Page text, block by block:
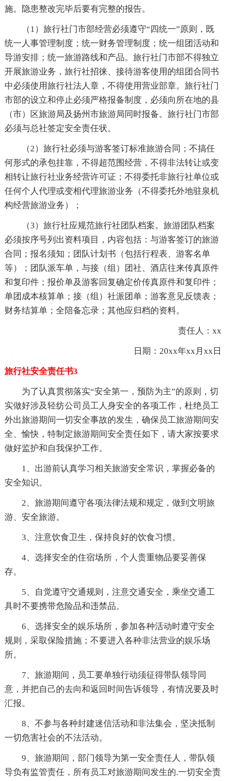
施。隐患整改完毕后要有完整的报告。
（1）旅行社门市部经营必须遵守“四统一”原则，既
统一人事管理制度；统一财务管理制度；统一组团活动和
导游安排；统一旅游路线和产品。旅行社门市部不得独立
开展旅游业务，旅行社招徕、接待游客使用的组团合同书
中必须使用旅行社法人章，不得使用营业部章。旅行社门
市部的设立和停止必须严格报备制度，必须向所在地的县
（市）区旅游局及扬州市旅游局同时报备。旅行社门市部
必须与总社签定安全责任状。
（2）旅行社必须与游客签订标准旅游合同；不搞任
何形式的承包挂靠，不得超范围经营，不得非法转让或变
相转让旅行社业务经营许可证；不得委托非旅行社单位或
任何个人代理或变相代理旅游业务（不得委托外地驻泉机
构经营旅游业务）；
（3）旅行社应规范旅行社团队档案。旅游团队档案
必须按序号列出资料项目，内容包括：与游客签订的旅游
合同；报名须知；团队计划书（包括行程表、游客名单
等）；团队派车单，与接（组）团社、酒店往来传真原件
和复印件；报价单及游客回复确定价传真原件和复印件；
单团成本核算单；接（组）社派团单；游客意见反馈表；
财务结算单；全陪备忘录；其他应归档的资料。
责任人：xx
日期：20xx年xx月xx日
旅行社安全责任书3
为了认真贯彻落实“安全第一，预防为主”的原则，切
实做好涉及轻纺公司员工人身安全的各项工作，杜绝员工
外出旅游期间一切安全事故的发生，确保员工旅游期间安
全、愉快，特制定旅游期间安全责任如下，请大家按要求
做好监护和自我保护工作。
1、出游前认真学习相关旅游安全常识，掌握必备的
安全知识。
2、旅游期间遵守各项法律法规和规定，做到文明旅
游、安全旅游。
3、注意饮食卫生，保持良好的饮食习惯。
4、选择安全的住宿场所，个人贵重物品要妥善保
存。
5、自觉遵守交通规则，注意交通安全，乘坐交通工
具时不要携带危险品和违禁品。
6、选择安全的娱乐场所，参加各种活动时遵守安全
规则，采取保险措施；不要进入各种非法营业的娱乐场
所。
7、旅游期间，员工要单独行动须征得带队领导同
意，并把自己的去向和返回时间告诉领导，有情况要及时
汇报。
8、不参与各种封建迷信活动和非法集会，坚决抵制
一切危害社会的不法活动。
9、旅游期间，部门领导为第一安全责任人，带队领
导负有监管责任，所有员工对旅游期间发生的.一切安全责